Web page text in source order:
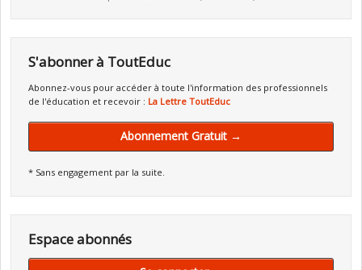
S'abonner à ToutEduc
Abonnez-vous pour accéder à toute l'information des professionnels
de l'éducation et recevoir : La Lettre ToutEduc
Abonnement Gratuit →
* Sans engagement par la suite.
Espace abonnés